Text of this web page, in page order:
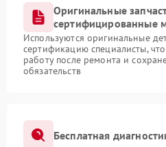
Оригинальные
сертифицированные
Используются оригинальные
сертификацию специалисты,
работу после ремонта и
обязательств
Бесплатная